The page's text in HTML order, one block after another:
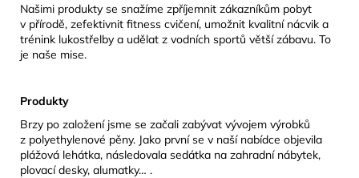
Našimi produkty se snažíme zpříjemnit zákazníkům pobyt
v přírodě, zefektivnit fitness cvičení, umožnit kvalitní nácvik a
trénink lukostřelby a udělat z vodních sportů větší zábavu. To
je naše mise.
Produkty
Brzy po založení jsme se začali zabývat vývojem výrobků
z polyethylenové pěny. Jako první se v naší nabídce objevila
plážová lehátka, následovala sedátka na zahradní nábytek,
plovací desky, alumatky… .